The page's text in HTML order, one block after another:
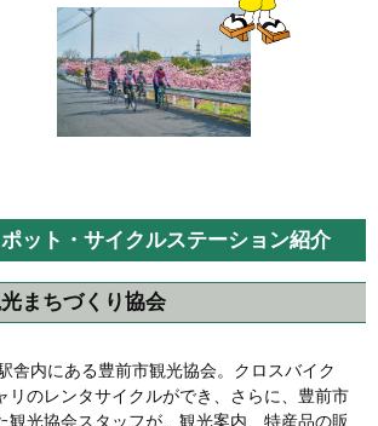
ット・サイクルステーション紹介
光まちづくり協会
舎内にある豊前市観光協会。クロスバイク
リのレンタサイクルができ、さらに、豊前市
観光協会スタッフが、観光案内、特産品の販